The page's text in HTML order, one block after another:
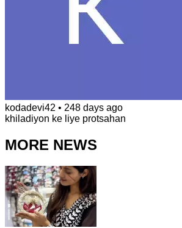
kodadevi42 • 248 days ago
khiladiyon ke liye protsahan
MORE NEWS